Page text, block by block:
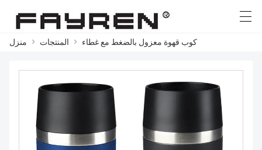
المنتجات
العربية Deutsch Ελληνική γλώσσα
منزل > المنتجات > كوب قهوة معزول بالضغط مع غطاء